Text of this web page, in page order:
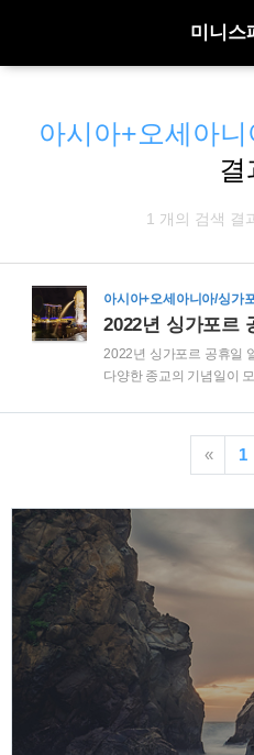
미니스
아시아+오세아
결
1 개의 검색 결
아시아+오세아니아/싱가
2022년 싱가포르
2022년 싱가포르 공휴일
다양한 종교의 기념일이
상당히 독특한 점이기도
월 15일이어서 2022년도
일도 쉼)로 지정이 되었
사(라마단 종료일), 하리
일)는 천문학적으로 정확
하곤 합니다. 202..
« 1